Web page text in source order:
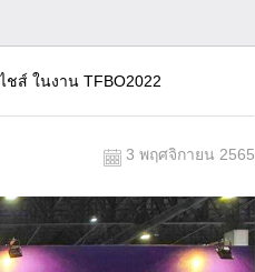
ส์ ในงาน TFBO2022
3 พฤศจิกายน 2565